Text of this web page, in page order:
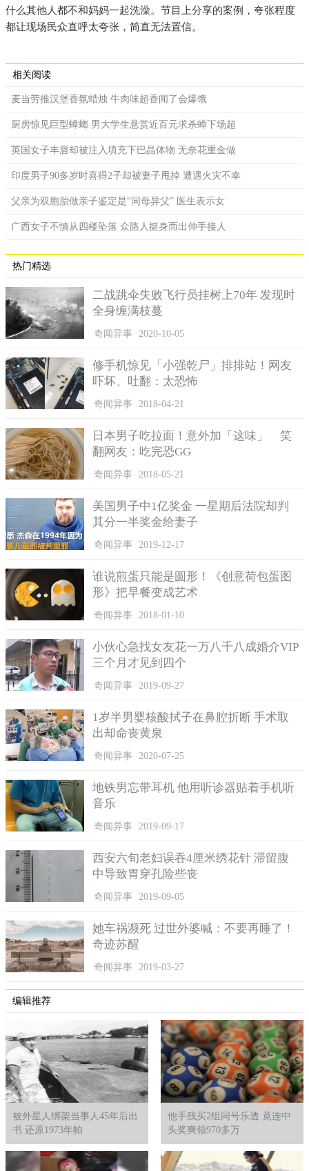
什么其他人都不和妈妈一起洗澡。节目上分享的案例，夸张程度
都让现场民众直呼太夸张，简直无法置信。
相关阅读
麦当劳推汉堡香氛蜡烛 牛肉味超香闻了会爆饿
厨房惊见巨型蟑螂 男大学生悬赏近百元求杀蟑下场超
英国女子丰唇却被注入填充下巴晶体物 无奈花重金做
印度男子90多岁时喜得2子却被妻子甩掉 遭遇火灾不幸
父亲为双胞胎做亲子鉴定是“同母异父” 医生表示女
广西女子不慎从四楼坠落 众路人挺身而出伸手接人
热门精选
二战跳伞失败飞行员挂树上70年 发现时
全身缠满枝蔓
奇闻异事 2020-10-05
修手机惊见「小强乾尸」排排站！网友
吓坏、吐翻：太恐怖
奇闻异事 2018-04-21
日本男子吃拉面！意外加「这味」 笑
翻网友：吃完恐GG
奇闻异事 2018-05-21
美国男子中1亿奖金 一星期后法院却判
其分一半奖金给妻子
奇闻异事 2019-12-17
谁说煎蛋只能是圆形！《创意荷包蛋图
形》把早餐变成艺术
奇闻异事 2018-01-10
小伙心急找女友花一万八千八成婚介VIP
三个月才见到四个
奇闻异事 2019-09-27
1岁半男婴核酸拭子在鼻腔折断 手术取
出却命丧黄泉
奇闻异事 2020-07-25
地铁男忘带耳机 他用听诊器贴着手机听
音乐
奇闻异事 2019-09-17
西安六旬老妇误吞4厘米绣花针 滞留腹
中导致胃穿孔险些丧
奇闻异事 2019-09-05
她车祸濒死 过世外婆喊：不要再睡了！
奇迹苏醒
奇闻异事 2019-03-27
编辑推荐
被外星人绑架当事人45年后出
书 还原1973年帕
他手残买2组同号乐透 竟连中
头奖爽领970多万